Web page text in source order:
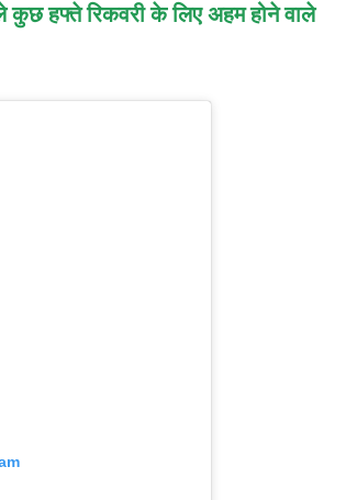
कुछ हफ्ते रिकवरी के लिए अहम होने वाले